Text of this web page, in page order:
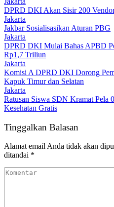
DPRD DKI Akan Sisir 200
Jakarta
Jakbar Sosialisasikan Aturan PBG
Jakarta
DPRD DKI Mulai Bahas APBD
Rp1,7 Triliun
Jakarta
Komisi A DPRD DKI Dorong
Kapuk Timur dan Selatan
Jakarta
Ratusan Siswa SDN Kramat Pela
Kesehatan Gratis
Tinggalkan Balasan
Alamat email Anda tidak akan
ditandai *